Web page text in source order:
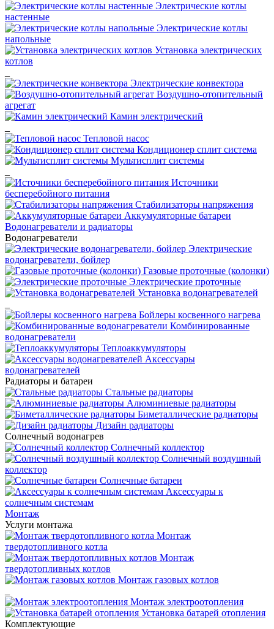
Электрические котлы
настенные
Электрические котлы
напольные
Установка электрических
котлов
Электрические конвектора
Воздушно-отопительный
агрегат
Камин электрический
Тепловой насос
Кондиционер сплит система
Мультисплит системы
Источники
бесперебойного питания
Стабилизаторы напряжения
Аккумуляторные батареи
Водонагреватели и радиаторы
Водонагреватели
Электрические
водонагреватели, бойлер
Газовые проточные (колонки)
Электрические проточные
Установка водонагревателей
Бойлеры косвенного нагрева
Комбинированные
водонагреватели
Теплоаккумуляторы
Аксессуары
водонагревателей
Радиаторы и батареи
Стальные радиаторы
Алюминиевые радиаторы
Биметаллические радиаторы
Дизайн радиаторы
Солнечный водонагрев
Солнечный коллектор
Солнечный воздушный
коллектор
Солнечные батареи
Аксессуары к
солнечным системам
Монтаж
Услуги монтажа
Монтаж
твердотопливного котла
Монтаж
твердотопливных котлов
Монтаж газовых котлов
Монтаж электроотопления
Установка батарей отопления
Комплектующие